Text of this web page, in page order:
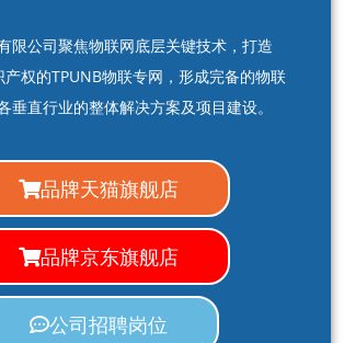
限公司聚焦物联网底层关键技术，打造
权的TPUNB物联专网，形成完备的物联
垂直行业的整体解决方案及项目建设。
品牌天猫旗舰店
品牌京东旗舰店
公司招聘岗位